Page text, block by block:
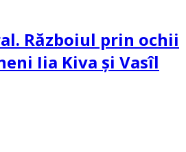
Războiul prin ochii
Iia Kiva și Vasîl